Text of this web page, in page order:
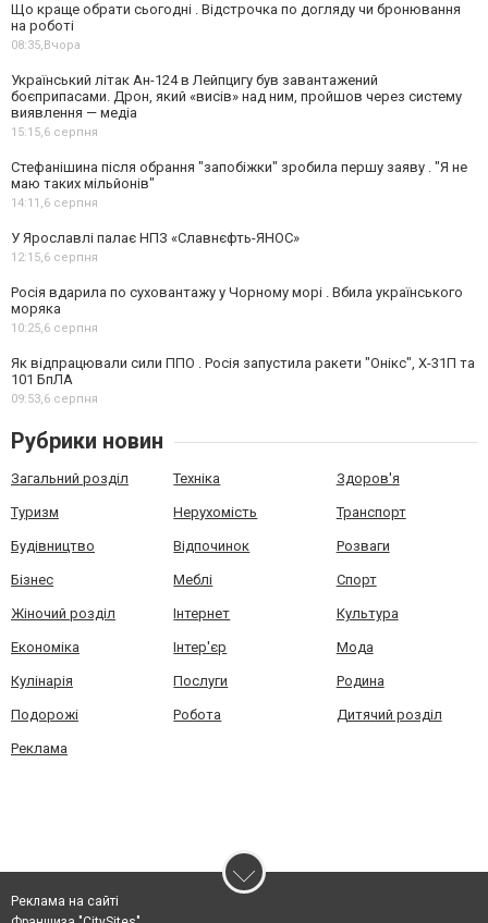
Що краще обрати сьогодні . Відстрочка по догляду чи бронювання
на роботі
08:35,Вчора
Український літак Ан-124 в Лейпцигу був завантажений
боєприпасами. Дрон, який «висів» над ним, пройшов через систему
виявлення — медіа
15:15,6 серпня
Стефанішина після обрання "запобіжки" зробила першу заяву . "Я не
маю таких мільйонів"
14:11,6 серпня
У Ярославлі палає НПЗ «Славнєфть-ЯНОС»
12:15,6 серпня
Росія вдарила по суховантажу у Чорному морі . Вбила українського
моряка
10:25,6 серпня
Як відпрацювали сили ППО . Росія запустила ракети "Онікс", Х-31П та
101 БпЛА
09:53,6 серпня
Рубрики новин
Загальний розділ Техніка Здоров'я
Туризм Нерухомість Транспорт
Будівництво Відпочинок Розваги
Бізнес Меблі Спорт
Жіночий розділ Інтернет Культура
Економіка Інтер'єр Мода
Кулінарія Послуги Родина
Подорожі Робота Дитячий розділ
Реклама
Реклама на сайті